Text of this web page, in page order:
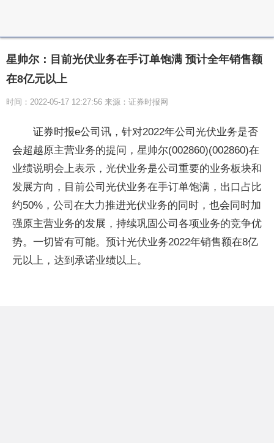
星帅尔：目前光伏业务在手订单饱满 预计全年销售额
在8亿元以上
时间：2022-05-17 12:27:56 来源：证券时报网
证券时报e公司讯，针对2022年公司光伏业务是否
会超越原主营业务的提问，星帅尔(002860)(002860)在
业绩说明会上表示，光伏业务是公司重要的业务板块和
发展方向，目前公司光伏业务在手订单饱满，出口占比
约50%，公司在大力推进光伏业务的同时，也会同时加
强原主营业务的发展，持续巩固公司各项业务的竞争优
势。一切皆有可能。预计光伏业务2022年销售额在8亿
元以上，达到承诺业绩以上。